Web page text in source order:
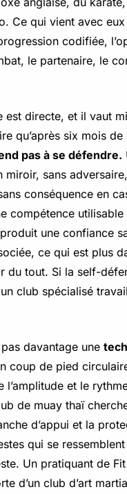
Ce qui vient avec
codifiée,
le partenaire, le
est directe, et il vaut
qu’après six mois
pas à se défendre.
miroir, sans
conséquence en
compétence utilisable
une confiance
ce qui est plus
du tout. Si la self-
club spécialisé
davantage une
coup de pied
l’amplitude et le
de muay thaï
d’appui et la
qui se
Un pratiquant de
d’un club d’art